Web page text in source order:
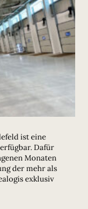
ist eine
Dafür
Monaten
der mehr als
exklusiv